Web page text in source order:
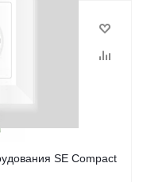
SE Compact